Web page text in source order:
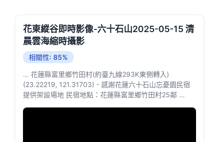
花東縱谷即時影像-六十石山2025-05-15 清
晨雲海縮時攝影
相關性: 85%
... 花蓮縣富里鄉竹田村(約臺九線293K東側轉入)
(23.22219, 121.31703) - 感謝花蓮六十石山忘憂園民宿
提供架設場地 民宿地點：花蓮縣富里鄉竹田村25鄰 ...